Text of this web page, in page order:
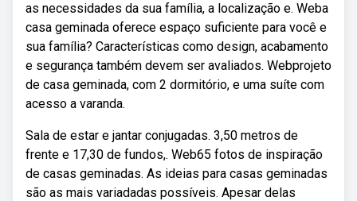
as necessidades da sua família, a localização e. Weba
casa geminada oferece espaço suficiente para você e
sua família? Características como design, acabamento
e segurança também devem ser avaliados. Webprojeto
de casa geminada, com 2 dormitório, e uma suíte com
acesso a varanda.
Sala de estar e jantar conjugadas. 3,50 metros de
frente e 17,30 de fundos,. Web65 fotos de inspiração
de casas geminadas. As ideias para casas geminadas
são as mais variadadas possíveis. Apesar delas